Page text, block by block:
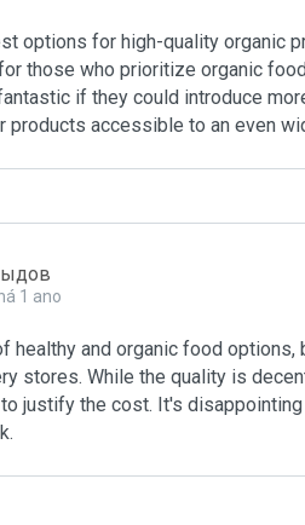
options for high-quality organic
those who prioritize organic
if they could introduce
products accessible to an even
há 1 ano
healthy and organic food options,
stores. While the quality is
justify the cost. It's